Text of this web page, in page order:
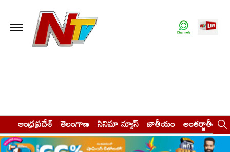
ఆంధ్రప్రదేశ్ తెలంగాణ సినిమా న్యూస్ జాతీయం అంతర్జాతీయం